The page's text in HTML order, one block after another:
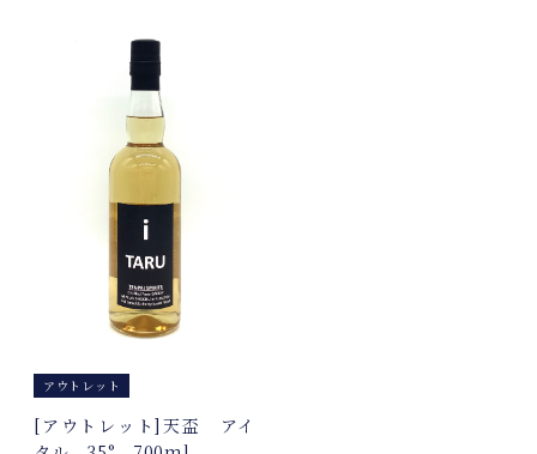
アウトレット
[アウトレット]天盃 アイ